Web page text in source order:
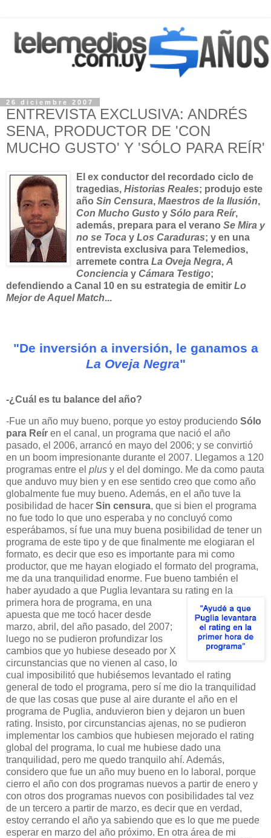
26 diciembre 2007
ENTREVISTA EXCLUSIVA: ANDRÉS
SENA, PRODUCTOR DE 'CON
MUCHO GUSTO' Y 'SÓLO PARA REÍR'
El ex conductor del recordado ciclo de
tragedias, Historias Reales; produjo este
año Sin Censura, Maestros de la Ilusión,
Con Mucho Gusto y Sólo para Reír,
además, prepara para el verano Se Mira y
no se Toca y Los Caraduras; y en una
entrevista exclusiva para Telemedios,
arremete contra La Oveja Negra, A
Conciencia y Cámara Testigo;
defendiendo a Canal 10 en su estrategia de emitir Lo
Mejor de Aquel Match...
"De inversión a inversión, le ganamos a
La Oveja Negra"
-¿Cuál es tu balance del año?
-Fue un año muy bueno, porque yo estoy produciendo Sólo
para Reír en el cana l, un programa que nació el año
pasado, el 2006, arrancó en mayo del 2006; y se convirtió
en un boom impresionante durante el 2007. Llegamos a 120
programas entre el plus y el del domingo. Me da como pauta
que anduvo muy bien y en ese sentido creo que como año
globalmente fue muy bueno. Además, en el año tuve la
posibilidad de hacer Sin censura, que si bien el programa
no fue todo lo que uno esperaba y no concluyó como
esperábamos, sí fue una muy buena posibilidad de tener un
programa de este tipo y de que finalmente me elogiaran el
formato, es decir que eso es importante para mi como
productor, que me hayan elogiado el formato del programa,
me da una tranquilidad enorme. Fue bueno también el
haber ayudado a que Puglia levantara su rating en la
primera hora de programa, en una
apuesta que me tocó hacer desde
marzo, abril, del año pasado, de l 2007;
luego no se pudieron profundizar los
cambios que yo hubiese deseado por X
circunstancias que no vienen al caso, lo
cual imposibilitó que hubiésemos levantado el rating
general de todo el programa, pero sí me dio la tranquilidad
de que las cosas que puse al aire durante el año en el
programa de Puglia, anduvieron bien y dejaron un buen
rating. Insisto, por circunstancias ajenas, no se pudieron
implementar los cambios que hubiesen mejorado el rating
global del programa, lo cual me hubiese dado una
tranquilidad, pero me quedo tranquilo ahí. Además,
considero que fue un año muy bueno en lo laboral, porque
cierro el año con dos programas nuevos a partir de enero y
con otros dos programas nuevos con posibilidades tal vez
de un tercero a partir de marzo, es decir que en verdad,
estoy cerrando el año ya sabiendo que es lo que me puede
esperar en marzo del año próximo. En otra área de mi